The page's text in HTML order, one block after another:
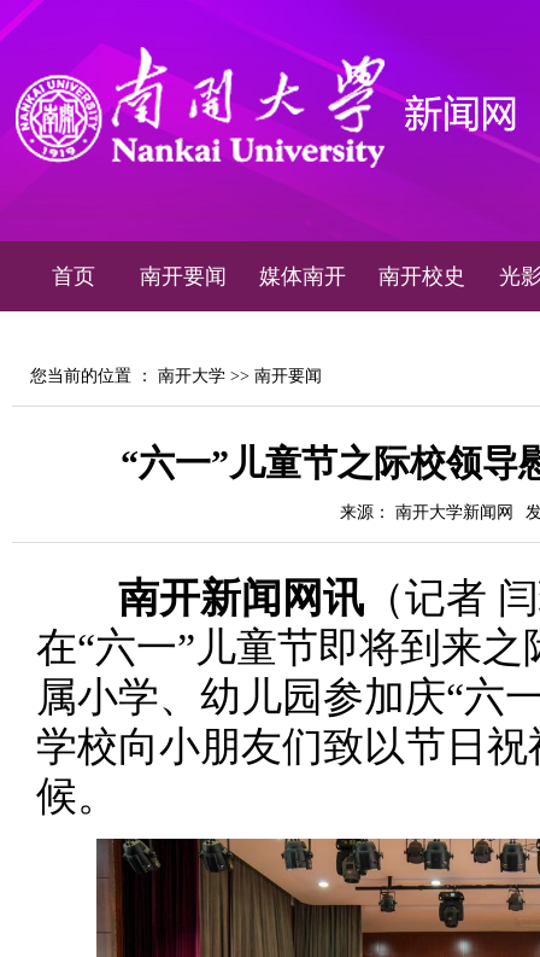
首页 南开要闻 媒体南开 南开校史 光
您当前的位置 ： 南开大学 >> 南开要闻
“六一”儿童节之际校领导
来源： 南开大学新闻网
南开新闻网讯 （记者
在“六一” 儿童节即将到来
属小学、幼儿园参加庆“六
学校向小朋友们致以节日
候。